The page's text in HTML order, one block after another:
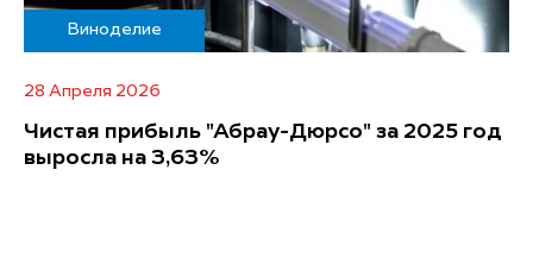
Виноделие
28 Апреля 2026
Чистая прибыль "Абрау-Дюрсо" за 2025 год
выросла на 3,63%